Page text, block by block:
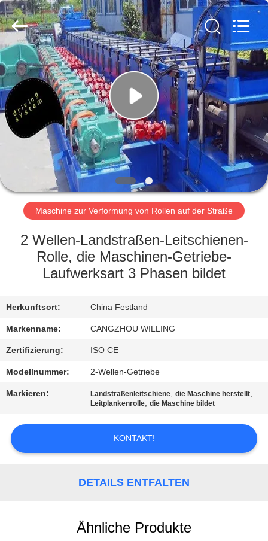
ZU
HAUSE
PRODUKTE
UNS
WERKSBESICHTIGUNG
QUALITÄTSKONTROLLE
DATENSCHUTZRICHTLINIE
Cangzhou
Famous
International
Trading
Co.,
All
Rights
Reserved.
Maschine zur Verformung von Rollen auf der Straße
2 Wellen-Landstraßen-Leitschienen-
Rolle, die Maschinen-Getriebe-
Laufwerksart 3 Phasen bildet
Herkunftsort: China Festland
Markenname: CANGZHOU WILLING
Zertifizierung: ISO CE
Modellnummer: 2-Wellen-Getriebe
Markieren: Landstraßenleitschiene,die Maschine herstellt,
Leitplankenrolle,die Maschine bildet
KONTAKT!
DETAILS ENTFALTEN
Ähnliche Produkte